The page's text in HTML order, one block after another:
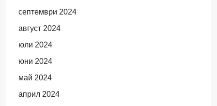
септември 2024
август 2024
юли 2024
юни 2024
май 2024
април 2024